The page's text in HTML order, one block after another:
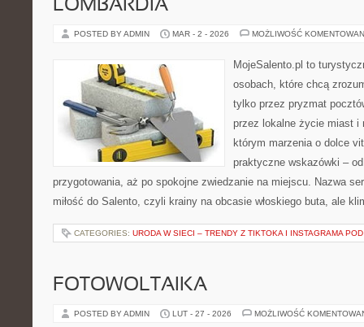
LOMBARDIA
POSTED BY ADMIN MAR - 2 - 2026 MOŻLIWOŚĆ
MojeSalento.pl to
osobach, które chcą
tylko przez pryzmat
przez lokalne życie miast i
którym marzenia o dolce
praktyczne wskazówki –
przygotowania, aż po spokojne zwiedzanie na miejscu. Nazwa
miłość do Salento, czyli krainy na obcasie włoskiego buta, ale
CATEGORIES: URODA W SIECI – TRENDY Z TIKTOKA I INSTAGRAMA
FOTOWOLTAIKA
POSTED BY ADMIN LUT - 27 - 2026 MOŻLIWOŚĆ